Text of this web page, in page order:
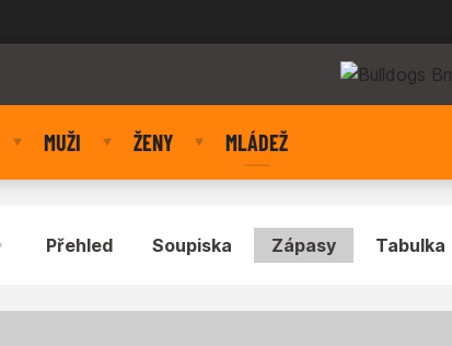
MUŽI ŽENY MLÁDEŽ
Přehled Soupiska Zápasy Tabulka